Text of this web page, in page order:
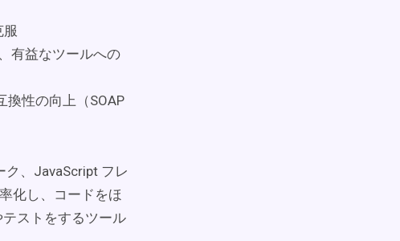
有益なツールへの
換性の向上（SOAP
ク、JavaScript フレ
化し、コードをほ
テストをするツール